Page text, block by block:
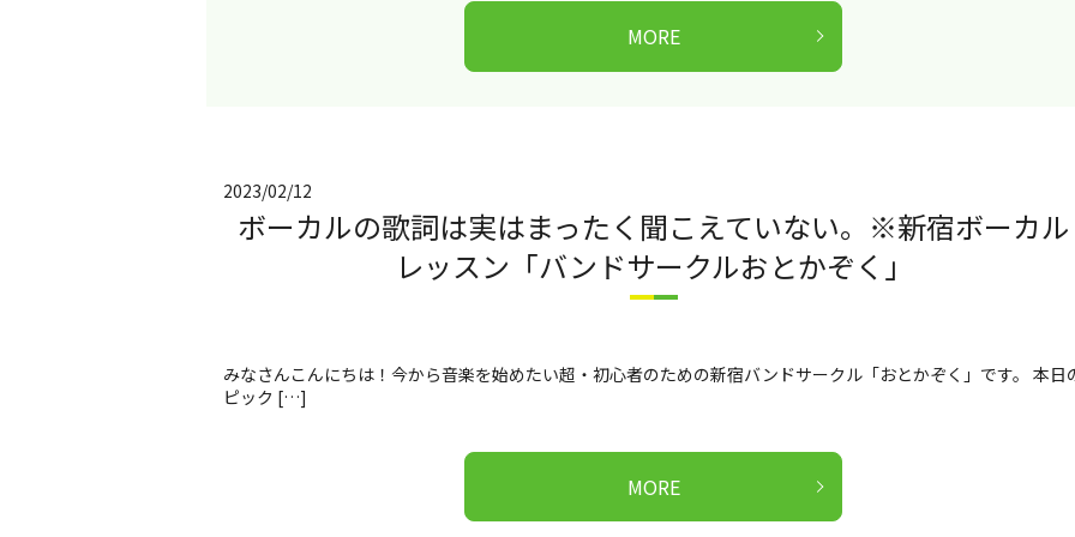
MORE
2023/02/12
ボーカルの歌詞は実はまったく聞こえていない。※新宿ボーカル
レッスン「バンドサークルおとかぞく」
みなさんこんにちは！今から音楽を始めたい超・初心者のための新宿バンドサークル「おとかぞく」です。 本日
ピック […]
MORE